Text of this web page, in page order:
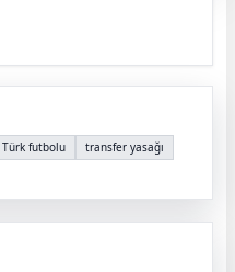
Türk futbolu
transfer yasağı